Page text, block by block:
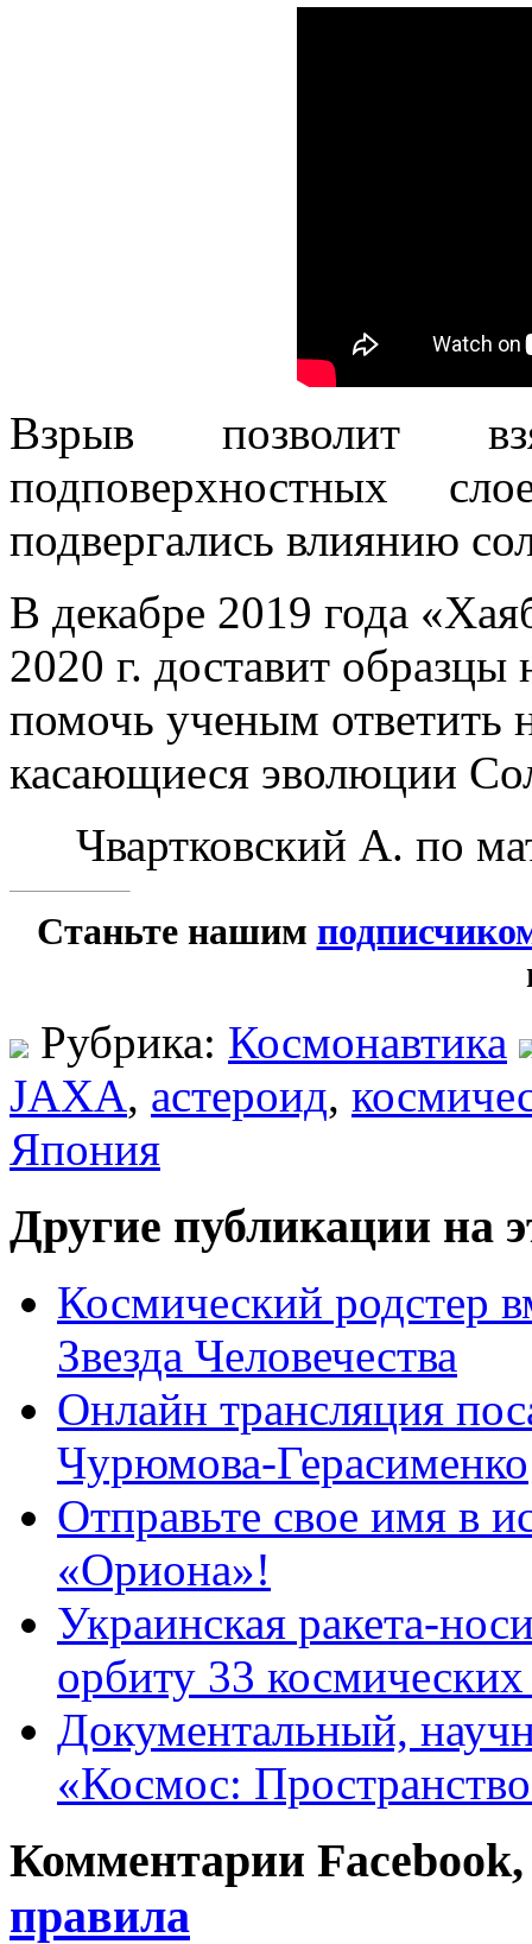
Взрыв позволит
подповерхностных
подвергались влиянию
В декабре 2019 года
2020 г. доставит
помочь ученым ответить
касающиеся эволюции
Чвартковский А. по
Станьте нашим
Рубрика: Космонавтика
JAXA, астероид,
Япония
Другие публикации на
Космический родстер
Звезда Человечества
Онлайн трансляция
Чурюмова-Герасименко
Отправьте свое имя в
«Ориона»!
Украинская ракета-
орбиту 33 космических
Документальный,
«Космос:
Комментарии
правила